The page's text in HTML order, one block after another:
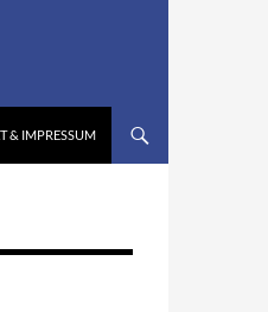
& IMPRESSUM